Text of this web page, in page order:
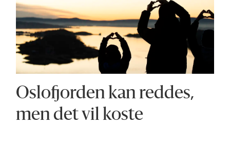
Oslofjorden kan reddes,
men det vil koste